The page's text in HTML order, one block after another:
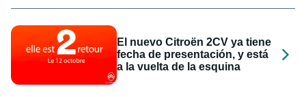
El nuevo Citroën 2CV ya tiene
fecha de presentación, y está
a la vuelta de la esquina